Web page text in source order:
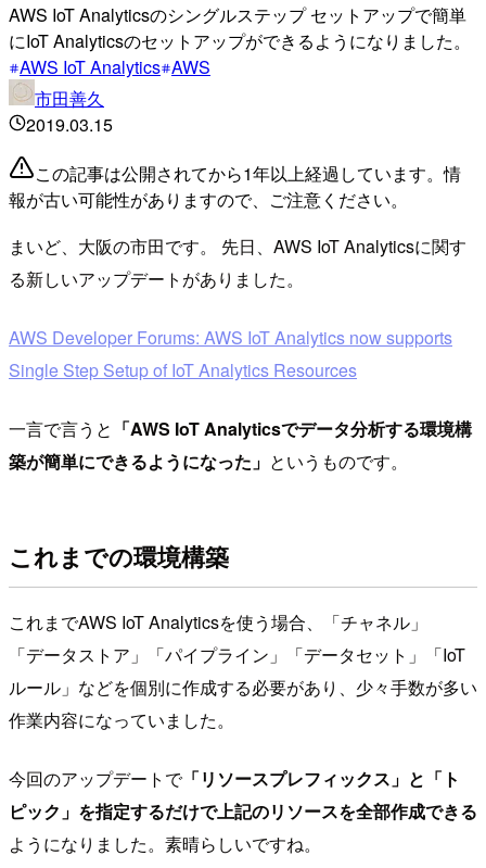
AWS IoT Analyticsのシングルステップ セットアップで簡単
にIoT Analyticsのセットアップができるようになりました。
AWS IoT Analytics AWS
市田善久
2019.03.15
この記事は公開されてから1年以上経過しています。情
報が古い可能性がありますので、ご注意ください。
まいど、大阪の市田です。 先日、AWS IoT Analyticsに関す
る新しいアップデートがありました。
AWS Developer Forums: AWS IoT Analytics now supports
Single Step Setup of IoT Analytics Resources
一言で言うと 「AWS IoT Analyticsでデータ分析する環境構
築が簡単にできるようになった」 というものです。
これまでの環境構築
これまでAWS IoT Analyticsを使う場合、「チャネル」
「データストア」「パイプライン」「データセット」「IoT
ルール」などを個別に作成する必要があり、少々手数が多い
作業内容になっていました。
今回のアップデートで「リソースプレフィックス」と「ト
ピック」を指定するだけで上記のリソースを全部作成できる
ようになりました。素晴らしいですね。